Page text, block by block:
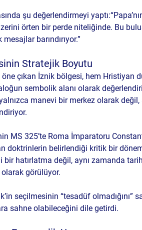
şu değerlendirmeyi yaptı:
örten bir perde niteliğinde. Bu
barındırıyor.”
Stratejik Boyutu
çıkan İznik bölgesi, hem Hristiyan
sembolik alanı olarak
manevi bir merkez olarak
MS 325’te Roma İmparatoru
doktrinlerin belirlendiği kritik bir
bir hatırlatma değil, aynı zamanda
olarak görülüyor.
seçilmesinin “tesadüf
sahne olabileceğini dile getirdi.